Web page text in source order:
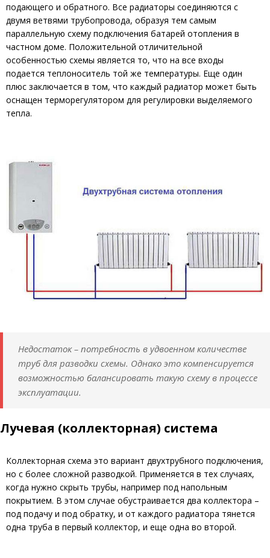
подающего и обратного. Все радиаторы соединяются с
двумя ветвями трубопровода, образуя тем самым
параллельную схему подключения батарей отопления в
частном доме. Положительной отличительной
особенностью схемы является то, что на все входы
подается теплоноситель той же температуры. Еще один
плюс заключается в том, что каждый радиатор может быть
оснащен терморегулятором для регулировки выделяемого
тепла.
Недостаток – потребность в удвоенном количестве
труб для разводки схемы. Однако это компенсируется
возможностью балансировать такую схему в процессе
эксплуатации.
Лучевая (коллекторная) система
Коллекторная схема это вариант двухтрубного подключения,
но с более сложной разводкой. Применяется в тех случаях,
когда нужно скрыть трубы, например под напольным
покрытием. В этом случае обустраивается два коллектора –
под подачу и под обратку, и от каждого радиатора тянется
одна труба в первый коллектор, и еще одна во второй.